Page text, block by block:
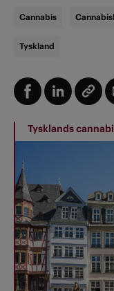
Cannabis
Tyskland
Tysklands